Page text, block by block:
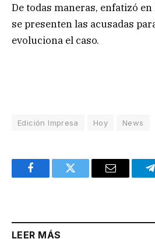
De todas maneras, enfatizó
se presenten las acusadas
evoluciona el caso.
Edición Impresa Hoy News
FacebookTwitter Email
LEER MÁS